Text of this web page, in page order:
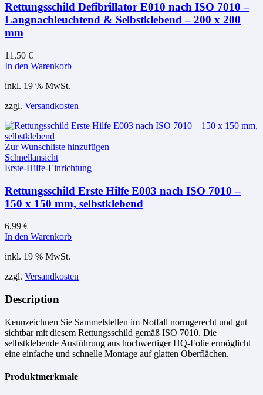
Rettungsschild Defibrillator E010 nach ISO 7010 –
Langnachleuchtend & Selbstklebend – 200 x 200
mm
11,50 €
In den Warenkorb
inkl. 19 % MwSt.
zzgl. Versandkosten
Zur Wunschliste hinzufügen
Schnellansicht
Erste-Hilfe-Einrichtung
Rettungsschild Erste Hilfe E003 nach ISO 7010 –
150 x 150 mm, selbstklebend
6,99 €
In den Warenkorb
inkl. 19 % MwSt.
zzgl. Versandkosten
Description
Kennzeichnen Sie Sammelstellen im Notfall normgerecht und gut
sichtbar mit diesem Rettungsschild gemäß ISO 7010. Die
selbstklebende Ausführung aus hochwertiger HQ-Folie ermöglicht
eine einfache und schnelle Montage auf glatten Oberflächen.
Produktmerkmale